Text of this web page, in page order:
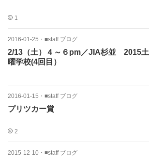
1
2016-01-25 ・ ■staff ブログ
2/13（土）４～６pm／JIA杉並 2015土
曜学校(4回目）
2016-01-15 ・ ■staff ブログ
プリツカー賞
2
2015-12-10 ・ ■staff ブログ